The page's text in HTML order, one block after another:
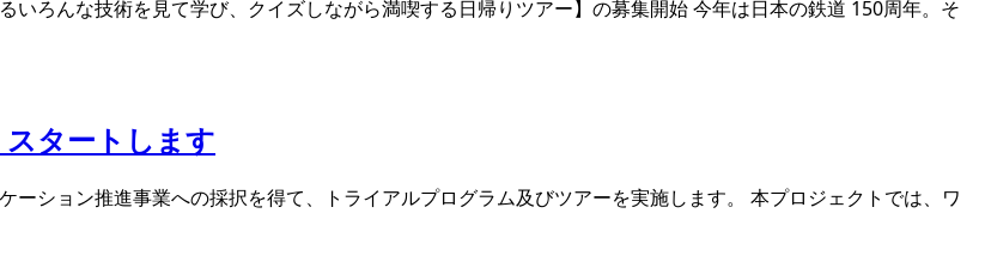
いろんな技術を見て学び、クイズしながら満喫する日帰りツアー】の募集開始 今年は日本の鉄道 150周年。そ
タートします
ション推進事業への採択を得て、トライアルプログラム及びツアーを実施します。 本プロジェクトでは、ワ